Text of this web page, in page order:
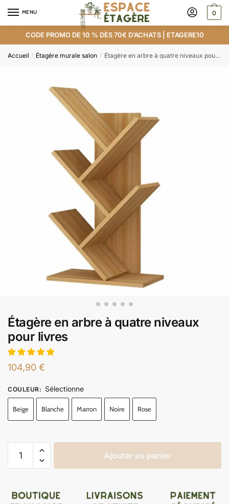
MENU 0
CODE PROMO DE 10 % DÈS 70€ D’ACHATS | ETAGERE10
Accueil / Étagère murale salon / Étagère en arbre à quatre niveaux pour livres
Étagère en arbre à quatre niveaux
pour livres
104,90 €
COULEUR: Sélectionne
Beige Blanche Marron Noire Rose
Ajouter au panier